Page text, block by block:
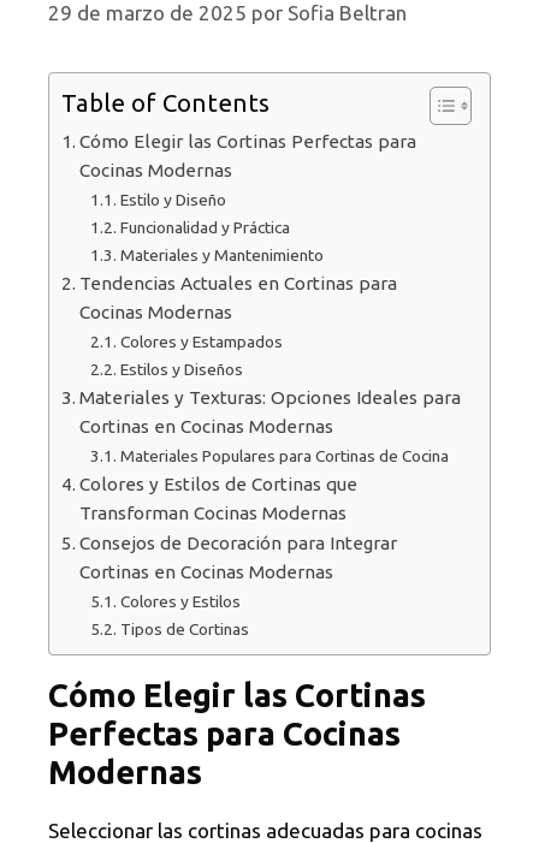
29 de marzo de 2025 por Sofia Beltran
Table of Contents
Cómo Elegir las Cortinas Perfectas para
Cocinas Modernas
Estilo y Diseño
Funcionalidad y Práctica
Materiales y Mantenimiento
Tendencias Actuales en Cortinas para
Cocinas Modernas
Colores y Estampados
Estilos y Diseños
Materiales y Texturas: Opciones Ideales para
Cortinas en Cocinas Modernas
Materiales Populares para Cortinas de Cocina
Colores y Estilos de Cortinas que
Transforman Cocinas Modernas
Consejos de Decoración para Integrar
Cortinas en Cocinas Modernas
Colores y Estilos
Tipos de Cortinas
Cómo Elegir las Cortinas
Perfectas para Cocinas
Modernas
Seleccionar las cortinas adecuadas para cocinas